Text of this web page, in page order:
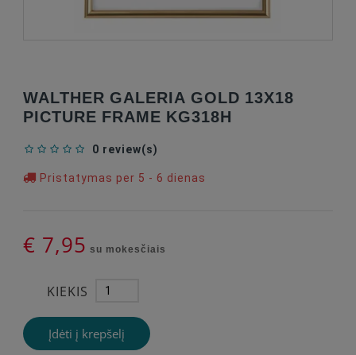
WALTHER GALERIA GOLD 13X18
PICTURE FRAME KG318H
0 review(s)
Pristatymas per 5 - 6 dienas
€ 7,95 su mokesčiais
KIEKIS
Įdėti į krepšelį